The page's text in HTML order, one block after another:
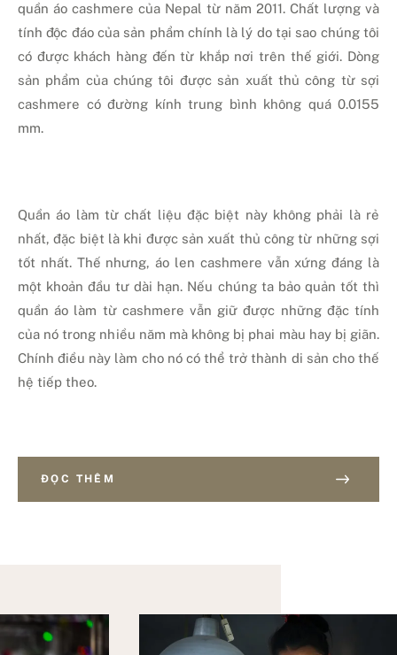
quần áo cashmere của Nepal từ năm 2011. Chất lượng và
tính độc đáo của sản phẩm chính là lý do tại sao chúng tôi
có được khách hàng đến từ khắp nơi trên thế giới. Dòng
sản phẩm của chúng tôi được sản xuất thủ công từ sợi
cashmere có đường kính trung bình không quá 0.0155
mm.
Quần áo làm từ chất liệu đặc biệt này không phải là rẻ
nhất, đặc biệt là khi được sản xuất thủ công từ những sợi
tốt nhất. Thế nhưng, áo len cashmere vẫn xứng đáng là
một khoản đầu tư dài hạn. Nếu chúng ta bảo quản tốt thì
quần áo làm từ cashmere vẫn giữ được những đặc tính
của nó trong nhiều năm mà không bị phai màu hay bị giãn.
Chính điều này làm cho nó có thể trở thành di sản cho thế
hệ tiếp theo.
ĐỌC THÊM